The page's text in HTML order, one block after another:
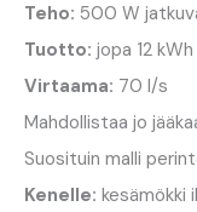
Teho: 500 W
Tuotto: jopa 12
Virtaama: 70 l/s
Mahdollistaa jo
Suosituin malli
Kenelle: kesämökki